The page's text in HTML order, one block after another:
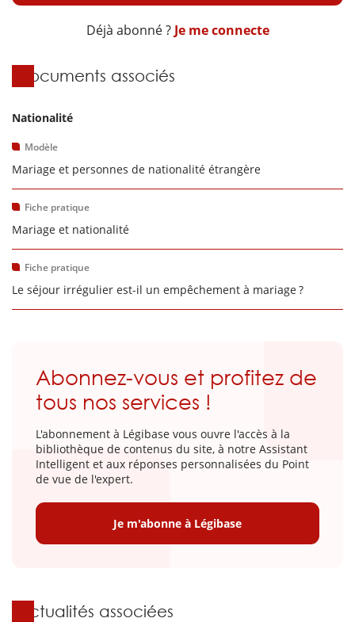
Déjà abonné ? Je me connecte
Documents associés
Nationalité
Modèle
Mariage et personnes de nationalité étrangère
Fiche pratique
Mariage et nationalité
Fiche pratique
Le séjour irrégulier est-il un empêchement à mariage ?
Abonnez-vous et profitez de
tous nos services !
L'abonnement à Légibase vous ouvre l'accès à la
bibliothèque de contenus du site, à notre Assistant
Intelligent et aux réponses personnalisées du Point
de vue de l'expert.
Je m'abonne à Légibase
Actualités associées